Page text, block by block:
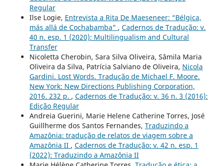
Regular
Ilse Logie, Entrevista a Rita De Maeseneer: “Bélgica,
más allá de Cochabamba" , Cadernos de Tradução: v.
40 n. esp. 1 (2020): Multilingualism and Cultural
Transfer
Nicoletta Cherobin, Sara Silva Oliveira, Sâmila Maria
Oliveira da Silva, Patrícia Salviano de Oliveira, Nicola
Gardini. Lost Words. Tradução de Michael F. Moore.
New York: New Directions Publishing Corporation,
2016. 232 p. , Cadernos de Tradução: v. 36 n. 3 (2016):
Edição Regular
Andreia Guerini, Marie Helene Catherine Torres, José
Guillherme dos Santos Fernandes, Traduzindo a
Amazônia: tradução de relatos de viagem sobre a
Amazônia II , Cadernos de Tradução: v. 42 n. esp. 1
(2022): Traduzindo a Amazônia II